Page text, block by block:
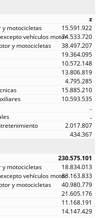
z
15.591.922
74.533.720
38.497.207
19.364.095
10.572.148
13.806.819
4.795.285
15.885.210
10.593.535
..
..
2.017.807
434.367
230.575.101
18.834.013
83.163.833
40.980.779
21.605.176
11.168.191
14.147.429